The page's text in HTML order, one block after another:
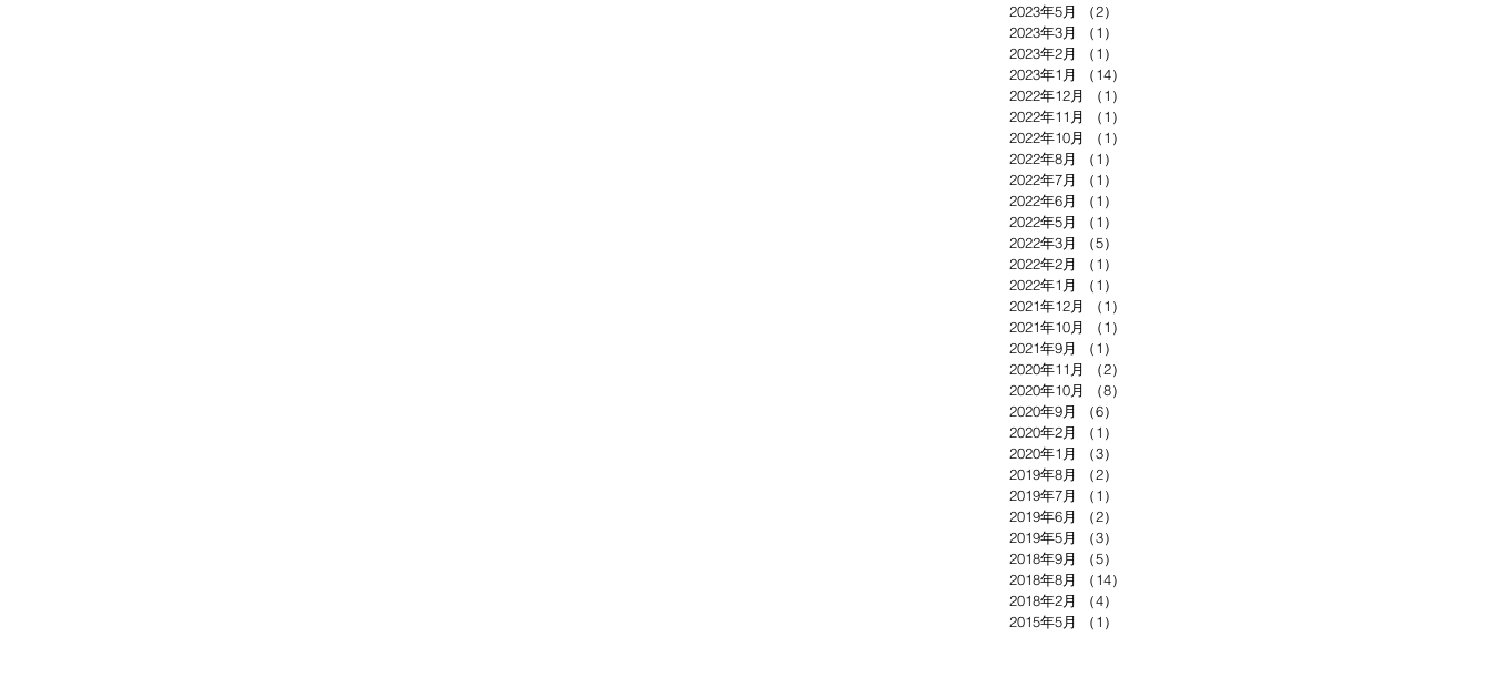
2023年5月
（2）
2023年3月
（1）
2023年2月
（1）
2023年1月
（14）
2022年12月
（1）
2022年11月
（1）
2022年10月
（1）
2022年8月
（1）
2022年7月
（1）
2022年6月
（1）
2022年5月
（1）
2022年3月
（5）
2022年2月
（1）
2022年1月
（1）
2021年12月
（1）
2021年10月
（1）
2021年9月
（1）
2020年11月
（2）
2020年10月
（8）
2020年9月
（6）
2020年2月
（1）
2020年1月
（3）
2019年8月
（2）
2019年7月
（1）
2019年6月
（2）
2019年5月
（3）
2018年9月
（5）
2018年8月
（14）
2018年2月
（4）
2015年5月
（1）